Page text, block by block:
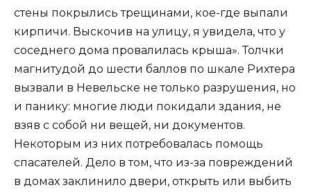
стены покрылись трещинами, кое-где выпали
кирпичи. Выскочив на улицу, я увидела, что у
соседнего дома провалилась крыша». Толчки
магнитудой до шести баллов по шкале Рихтера
вызвали в Невельске не только разрушения, но
и панику: многие люди покидали здания, не
взяв с собой ни вещей, ни документов.
Некоторым из них потребовалась помощь
спасателей. Дело в том, что из-за повреждений
в домах заклинило двери, открыть или выбить